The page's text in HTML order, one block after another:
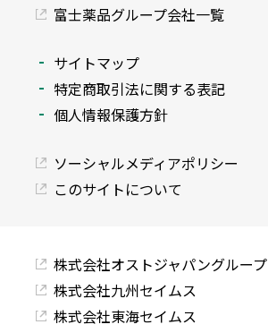
富士薬品グループ会社一覧
サイトマップ
特定商取引法に関する表記
個人情報保護方針
ソーシャルメディアポリシー
このサイトについて
株式会社オストジャパングループ
株式会社九州セイムス
株式会社東海セイムス